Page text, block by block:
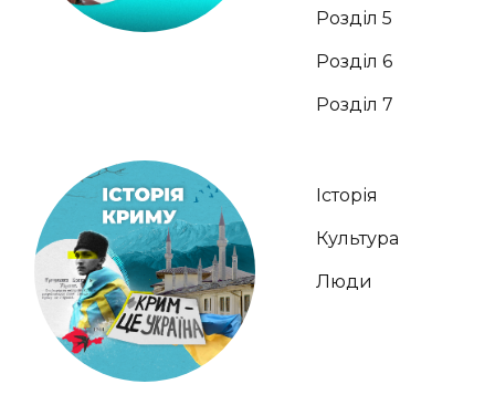
Розділ 5
Розділ 6
Розділ 7
Історія
Культура
Люди